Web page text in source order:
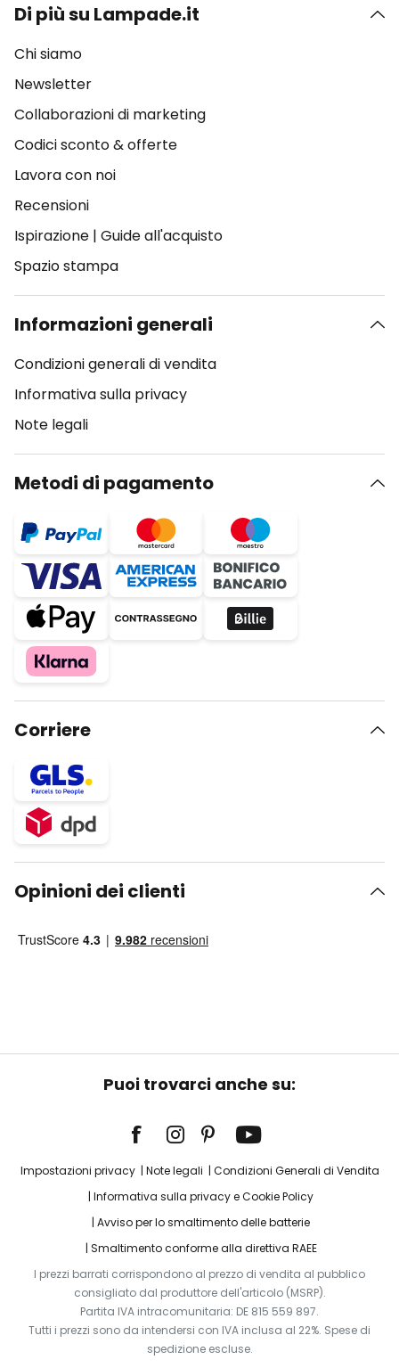
Di più su Lampade.it
Chi siamo
Newsletter
Collaborazioni di marketing
Codici sconto & offerte
Lavora con noi
Recensioni
Ispirazione | Guide all'acquisto
Spazio stampa
Informazioni generali
Condizioni generali di vendita
Informativa sulla privacy
Note legali
Metodi di pagamento
Corriere
Opinioni dei clienti
Puoi trovarci anche su:
Impostazioni privacy Note legali
Condizioni Generali di Vendita
Informativa sulla privacy e Cookie Policy
Avviso per lo smaltimento delle batterie
Smaltimento conforme alla direttiva RAEE
I prezzi barrati corrispondono al prezzo di vendita al pubblico
consigliato dal produttore dell'articolo (MSRP).
Partita IVA intracomunitaria: DE 815 559 897.
Tutti i prezzi sono da intendersi con IVA inclusa al 22%. Spese di
spedizione escluse.